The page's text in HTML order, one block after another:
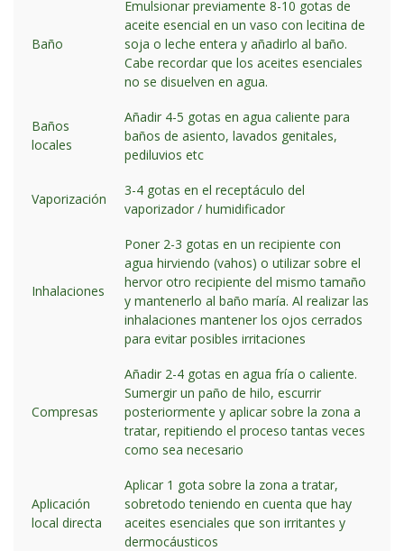
Baño
Emulsionar previamente 8-10 gotas de
aceite esencial en un vaso con lecitina de
soja o leche entera y añadirlo al baño.
Cabe recordar que los aceites esenciales
no se disuelven en agua.
Baños
locales
Añadir 4-5 gotas en agua caliente para
baños de asiento, lavados genitales,
pediluvios etc
Vaporización
3-4 gotas en el receptáculo del
vaporizador / humidificador
Inhalaciones
Poner 2-3 gotas en un recipiente con
agua hirviendo (vahos) o utilizar sobre el
hervor otro recipiente del mismo tamaño
y mantenerlo al baño maría. Al realizar las
inhalaciones mantener los ojos cerrados
para evitar posibles irritaciones
Compresas
Añadir 2-4 gotas en agua fría o caliente.
Sumergir un paño de hilo, escurrir
posteriormente y aplicar sobre la zona a
tratar, repitiendo el proceso tantas veces
como sea necesario
Aplicación
local directa
Aplicar 1 gota sobre la zona a tratar,
sobretodo teniendo en cuenta que hay
aceites esenciales que son irritantes y
dermocáusticos